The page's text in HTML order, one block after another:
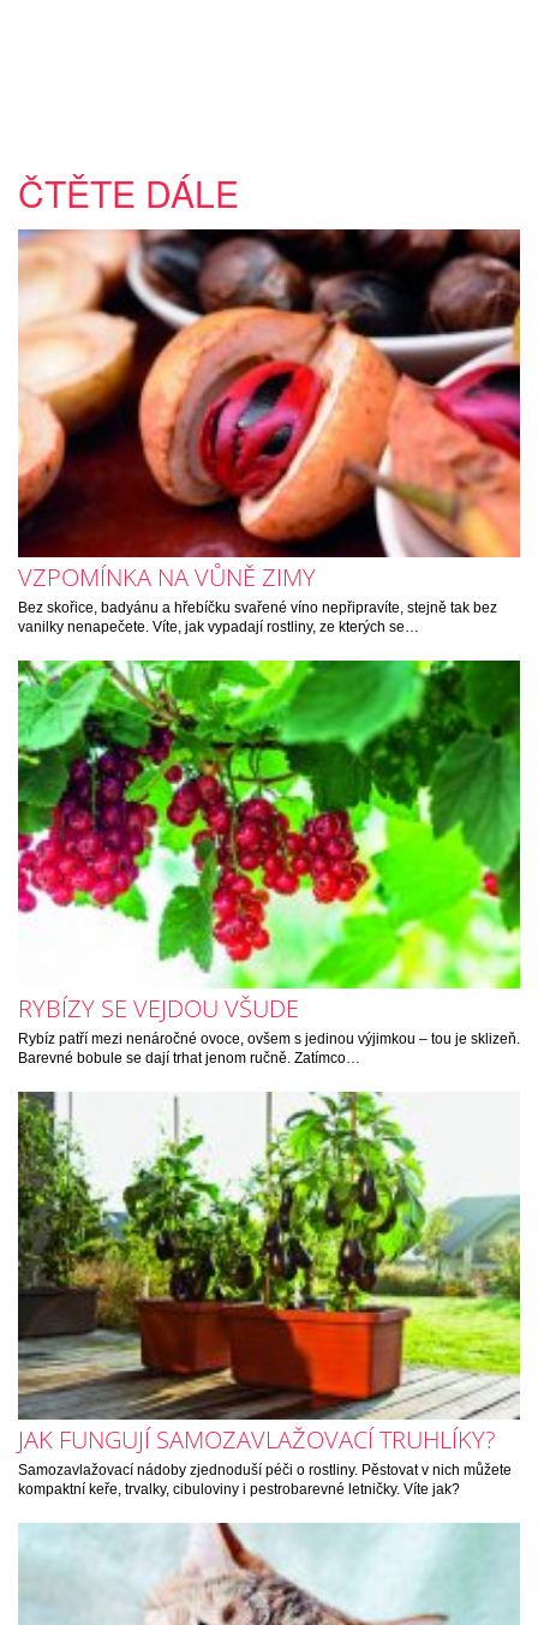
ČTĚTE DÁLE
VZPOMÍNKA NA VŮNĚ ZIMY
Bez skořice, badyánu a hřebíčku svařené víno nepřipravíte, stejně tak bez
vanilky nenapečete. Víte, jak vypadají rostliny, ze kterých se…
RYBÍZY SE VEJDOU VŠUDE
Rybíz patří mezi nenáročné ovoce, ovšem s jedinou výjimkou – tou je sklizeň.
Barevné bobule se dají trhat jenom ručně. Zatímco…
JAK FUNGUJÍ SAMOZAVLAŽOVACÍ TRUHLÍKY?
Samozavlažovací nádoby zjednoduší péči o rostliny. Pěstovat v nich můžete
kompaktní keře, trvalky, cibuloviny i pestrobarevné letničky. Víte jak?